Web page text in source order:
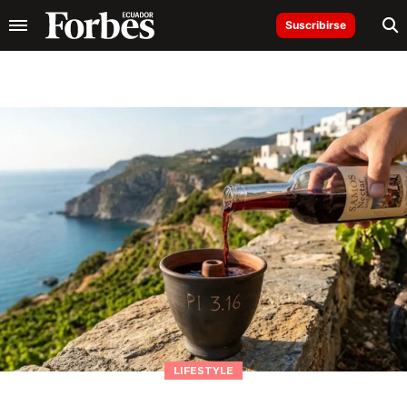
Suscribirse
LIFESTYLE